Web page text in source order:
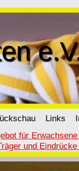
Links
für
und